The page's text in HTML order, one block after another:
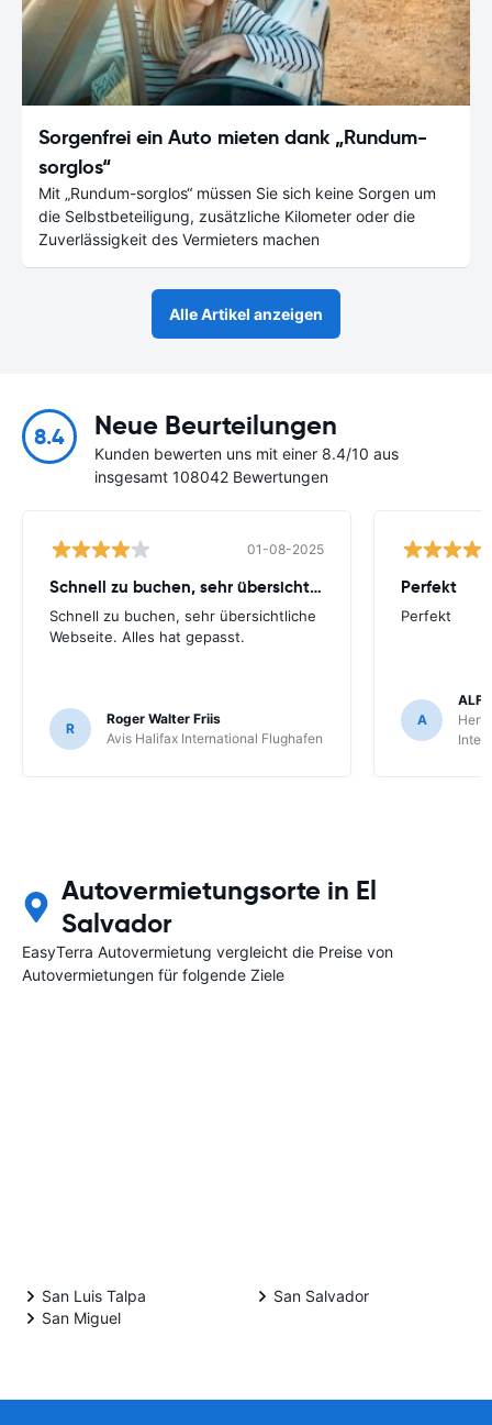
Sorgenfrei ein Auto mieten dank „Rundum-
sorglos“
Mit „Rundum-sorglos“ müssen Sie sich keine Sorgen um
die Selbstbeteiligung, zusätzliche Kilometer oder die
Zuverlässigkeit des Vermieters machen
Alle Artikel anzeigen
8.4 Neue Beurteilungen
Kunden bewerten uns mit einer 8.4/10 aus
insgesamt 108042 Bewertungen
01-08-2025
Schnell zu buchen, sehr übersichtliche
Schnell zu buchen, sehr übersichtliche
Webseite. Alles hat gepasst.
R
Roger Walter Friis
Avis Halifax International Flughafen
Perfekt
Perfekt
A
Autovermietungsorte in El
Salvador
EasyTerra Autovermietung vergleicht die Preise von
Autovermietungen für folgende Ziele
San Luis Talpa
San Miguel
San Salvador